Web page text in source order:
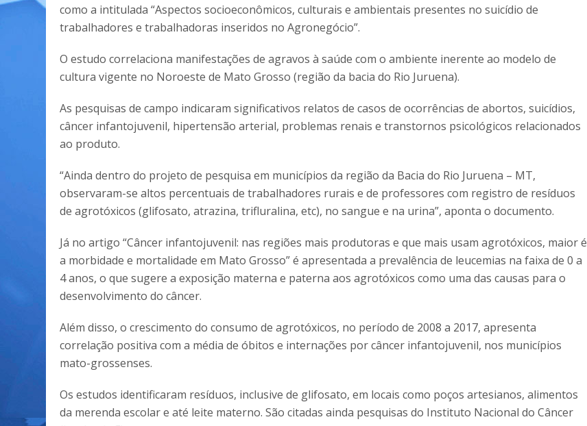
como a intitulada “Aspectos socioeconômicos, culturais e ambientais presentes no suicídio de
trabalhadores e trabalhadoras inseridos no Agronegócio”.
O estudo correlaciona manifestações de agravos à saúde com o ambiente inerente ao modelo de
cultura vigente no Noroeste de Mato Grosso (região da bacia do Rio Juruena).
As pesquisas de campo indicaram significativos relatos de casos de ocorrências de abortos, suicídios,
câncer infantojuvenil, hipertensão arterial, problemas renais e transtornos psicológicos relacionados
ao produto.
“Ainda dentro do projeto de pesquisa em municípios da região da Bacia do Rio Juruena – MT,
observaram-se altos percentuais de trabalhadores rurais e de professores com registro de resíduos
de agrotóxicos (glifosato, atrazina, trifluralina, etc), no sangue e na urina”, aponta o documento.
Já no artigo “Câncer infantojuvenil: nas regiões mais produtoras e que mais usam agrotóxicos, maior é
a morbidade e mortalidade em Mato Grosso” é apresentada a prevalência de leucemias na faixa de 0 a
4 anos, o que sugere a exposição materna e paterna aos agrotóxicos como uma das causas para o
desenvolvimento do câncer.
Além disso, o crescimento do consumo de agrotóxicos, no período de 2008 a 2017, apresenta
correlação positiva com a média de óbitos e internações por câncer infantojuvenil, nos municípios
mato-grossenses.
Os estudos identificaram resíduos, inclusive de glifosato, em locais como poços artesianos, alimentos
da merenda escolar e até leite materno. São citadas ainda pesquisas do Instituto Nacional do Câncer